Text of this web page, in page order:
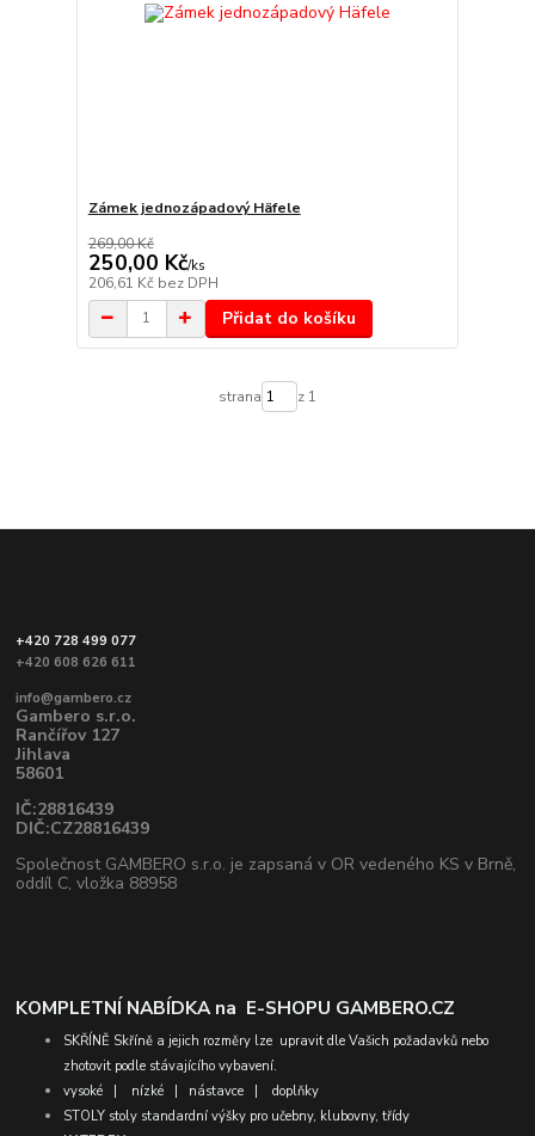
Zámek jednozápadový Häfele
269,00 Kč
250,00 Kč/ks
206,61 Kč bez DPH
Přidat do košíku
strana z 1
+420 728 499 077
+420 608 626 611
info@gambero.cz
Gambero s.r.o.
Rančířov 127
Jihlava
58601
IČ:28816439
DIČ:CZ28816439
Společnost GAMBERO s.r.o. je zapsaná v OR vedeného KS v Brně,
oddíl C, vložka 88958
KOMPLETNÍ NABÍDKA na E-SHOPU GAMBERO.CZ
SKŘÍNĚ Skříně a jejich rozměry lze upravit dle Vašich požadavků nebo
zhotovit podle stávajícího vybavení.
vysoké | nízké | nástavce |doplňky
STOLY stoly standardní výšky pro učebny, klubovny, třídy